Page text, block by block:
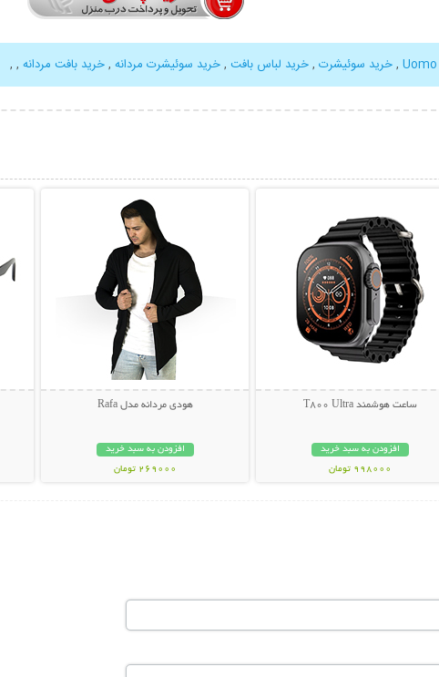
,خرید سوئیشرت ,خرید لباس بافت ,خرید سوئیشرت مردانه ,خرید بافت مردانه ,
,
ساعت هوشمند T800 Ultra
افزودن به سبد خرید
998000 تومان
هودی مردانه مدل Rafa
افزودن به سبد خرید
269000 تومان